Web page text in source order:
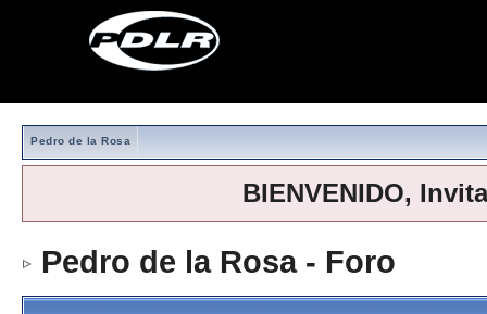
Pedro de la Rosa
BIENVENIDO,
Pedro de la Rosa - Foro